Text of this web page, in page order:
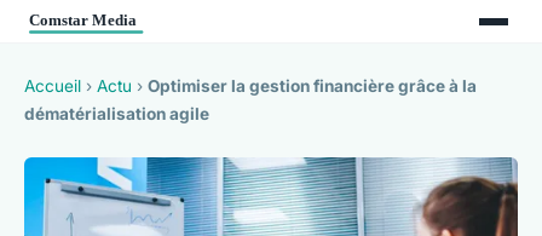
Accueil › Actu › Optimiser la gestion financière grâce à la
dématérialisation agile